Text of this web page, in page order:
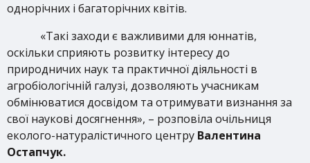
однорічних і багаторічних квітів.
«Такі заходи є важливими для юннатів,
оскільки сприяють розвитку інтересу до
природничих наук та практичної діяльності в
агробіологічній галузі, дозволяють учасникам
обмінюватися досвідом та отримувати визнання за
свої наукові досягнення», – розповіла очільниця
еколого-натуралістичного центру Валентина
Остапчук.